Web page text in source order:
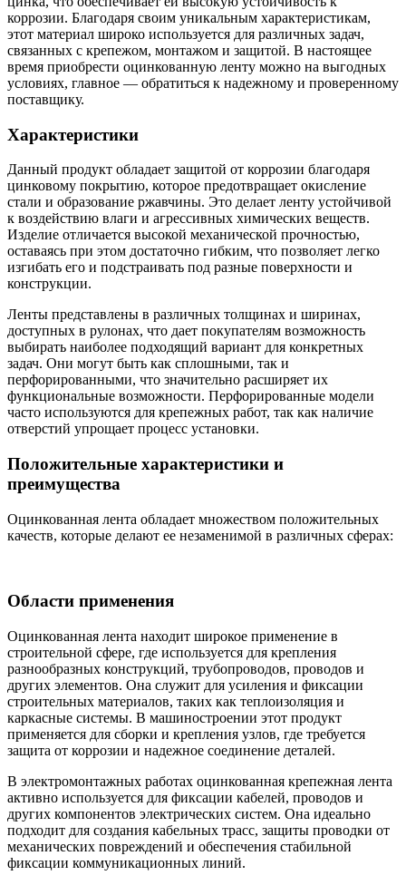
коррозии. Благодаря своим уникальным характеристикам,
этот материал широко используется для различных задач,
связанных с крепежом, монтажом и защитой. В настоящее
время приобрести оцинкованную ленту можно на выгодных
условиях, главное — обратиться к надежному и проверенному
поставщику.
Характеристики
Данный продукт обладает защитой от коррозии благодаря
цинковому покрытию, которое предотвращает окисление
стали и образование ржавчины. Это делает ленту устойчивой
к воздействию влаги и агрессивных химических веществ.
Изделие отличается высокой механической прочностью,
оставаясь при этом достаточно гибким, что позволяет легко
изгибать его и подстраивать под разные поверхности и
конструкции.
Ленты представлены в различных толщинах и ширинах,
доступных в рулонах, что дает покупателям возможность
выбирать наиболее подходящий вариант для конкретных
задач. Они могут быть как сплошными, так и
перфорированными, что значительно расширяет их
функциональные возможности. Перфорированные модели
часто используются для крепежных работ, так как наличие
отверстий упрощает процесс установки.
Положительные характеристики и
преимущества
Оцинкованная лента обладает множеством положительных
качеств, которые делают ее незаменимой в различных сферах:
Области применения
Оцинкованная лента находит широкое применение в
строительной сфере, где используется для крепления
разнообразных конструкций, трубопроводов, проводов и
других элементов. Она служит для усиления и фиксации
строительных материалов, таких как теплоизоляция и
каркасные системы. В машиностроении этот продукт
применяется для сборки и крепления узлов, где требуется
защита от коррозии и надежное соединение деталей.
В электромонтажных работах оцинкованная крепежная лента
активно используется для фиксации кабелей, проводов и
других компонентов электрических систем. Она идеально
подходит для создания кабельных трасс, защиты проводки от
механических повреждений и обеспечения стабильной
фиксации коммуникационных линий.